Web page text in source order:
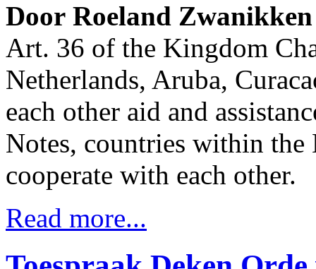
Door Roeland Zwanikken
Art. 36 of the Kingdom
Netherlands, Aruba,
each other aid and
Notes, countries within
cooperate with each other.
Read more...